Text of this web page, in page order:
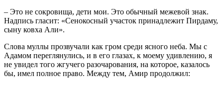
– Это не сокровища, дети мои. Это обычный межевой знак.
Надпись гласит: «Сенокосный участок принадлежит Пирдаму,
сыну ковха Али».
Слова муллы прозвучали как гром среди ясного неба. Мы с
Адамом переглянулись, и в его глазах, к моему удивлению, я
не увидел того жгучего разочарования, на которое, казалось
бы, имел полное право. Между тем, Амир продолжил: